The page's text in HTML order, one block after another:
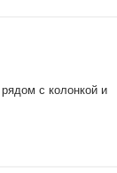
с колонкой и